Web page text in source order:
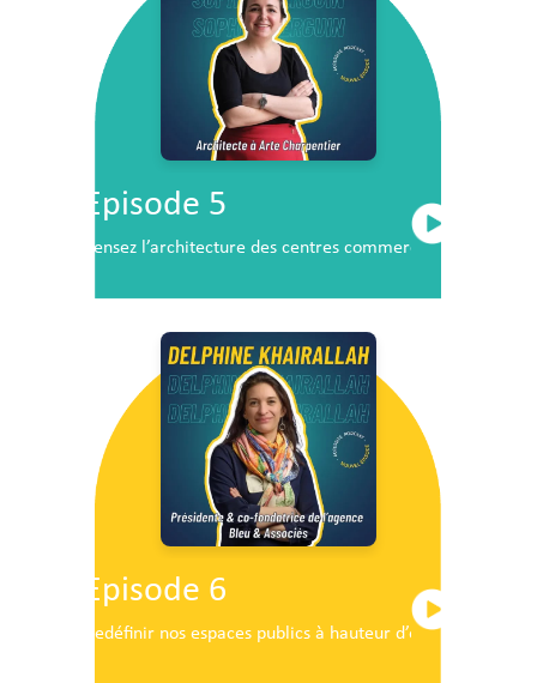
Episode 5
Pensez l’architecture des centres commerciaux de demain
Episode 6
Redéfinir nos espaces publics à hauteur d’enfants